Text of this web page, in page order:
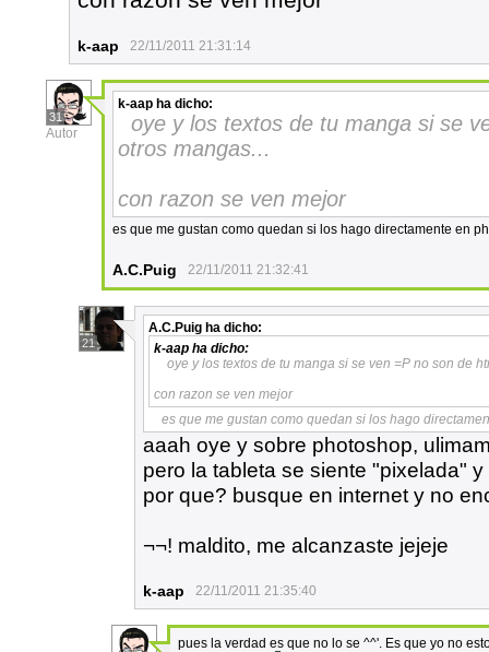
k-aap 22/11/2011 21:31:14
31
Autor
k-aap ha dicho:
oye y los textos de tu manga si se
otros mangas...
con razon se ven mejor
es que me gustan como quedan si los hago directamente en
A.C.Puig 22/11/2011 21:32:41
21
A.C.Puig ha dicho:
k-aap ha dicho:
oye y los textos de tu manga si se ven =P no son de
con razon se ven mejor
es que me gustan como quedan si los hago
aaah oye y sobre photoshop,
pero la tableta se siente "pixelada"
por que? busque en internet y no
¬¬! maldito, me alcanzaste jejeje
k-aap 22/11/2011 21:35:40
pues la verdad es que no lo se ^^'. Es que yo no